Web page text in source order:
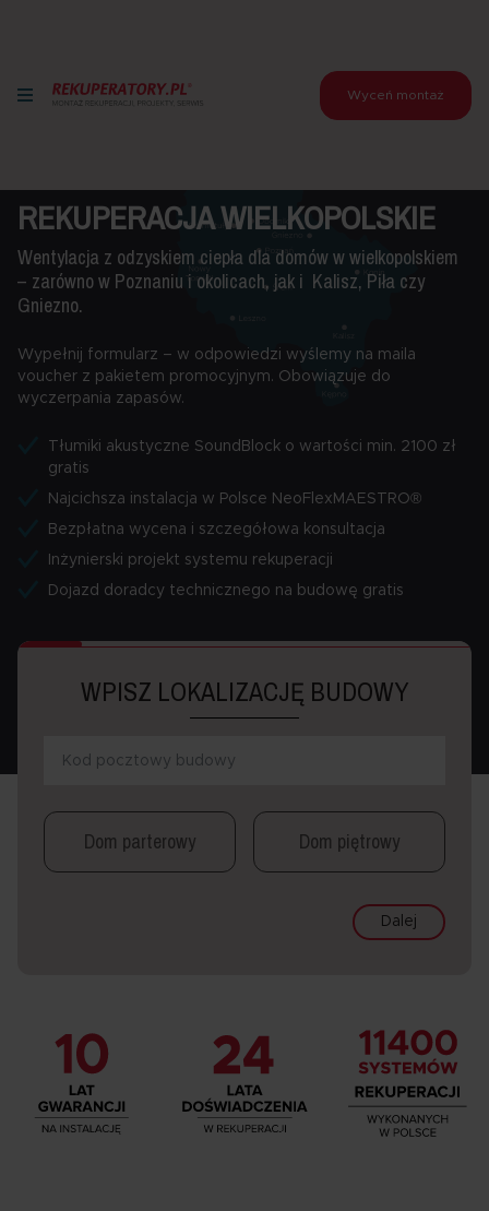
Wyceń montaż
REKUPERACJA WIELKOPOLSKIE
Wentylacja z odzyskiem ciepła dla domów w wielkopolskiem
– zarówno w Poznaniu i okolicach, jak i Kalisz, Piła czy
Gniezno.
Wypełnij formularz – w odpowiedzi wyślemy na maila
voucher z pakietem promocyjnym. Obowiązuje do
wyczerpania zapasów.
Tłumiki akustyczne SoundBlock o wartości min. 2100 zł
gratis
Najcichsza instalacja w Polsce NeoFlexMAESTRO®
Bezpłatna wycena i szczegółowa konsultacja
Inżynierski projekt systemu rekuperacji
Dojazd doradcy technicznego na budowę gratis
WPISZ LOKALIZACJĘ BUDOWY
Dom parterowy Dom piętrowy
Dalej